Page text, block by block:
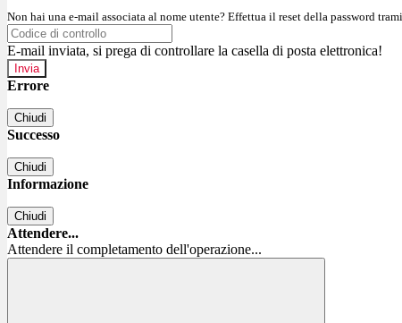
Non hai una e-mail associata al nome utente? Effettua il reset della password
E-mail inviata, si prega di controllare la casella di posta elettronica!
Errore
Chiudi
Successo
Chiudi
Informazione
Chiudi
Attendere...
Attendere il completamento dell'operazione...